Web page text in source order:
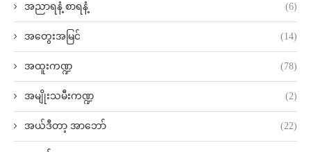
အညာရနံ့ စာရနံ့ (6)
အတွေးအမြင် (14)
အထူးကဏ္ဍ (78)
အမျိုးသမီးကဏ္ဍ (2)
အယ်ဒီတာ့ အာဘော် (22)